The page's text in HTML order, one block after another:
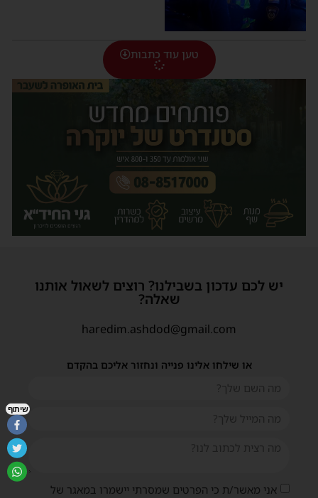
טען עוד כתבות
יש לכם עדכון בשבילנו? רוצים לשאול אותנו
שאלה?
haredim.ashdod@gmail.com
או שילחו אלינו פנייה ונחזור אליכם בהקדם
אני מאשר/ת כי הפרטים שמסרתי יישמרו במאגר של
שיתוף